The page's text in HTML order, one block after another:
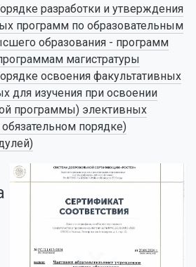
разработки и утверждения
программ по образовательным
образования - программ
магистратуры
освоения факультативных
для изучения при освоении
программы) элективных
порядке)